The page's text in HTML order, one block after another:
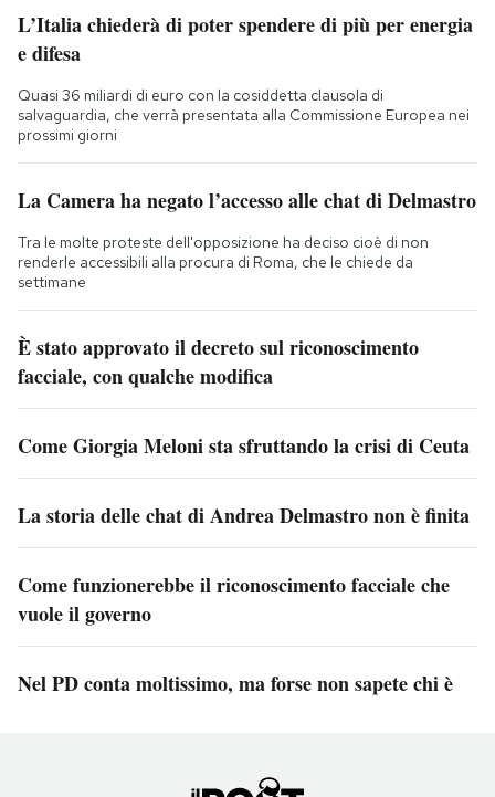
L’Italia chiederà di poter spendere di più per energia
e difesa
Quasi 36 miliardi di euro con la cosiddetta clausola di
salvaguardia, che verrà presentata alla Commissione Europea nei
prossimi giorni
La Camera ha negato l’accesso alle chat di Delmastro
Tra le molte proteste dell'opposizione ha deciso cioè di non
renderle accessibili alla procura di Roma, che le chiede da
settimane
È stato approvato il decreto sul riconoscimento
facciale, con qualche modifica
Come Giorgia Meloni sta sfruttando la crisi di Ceuta
La storia delle chat di Andrea Delmastro non è finita
Come funzionerebbe il riconoscimento facciale che
vuole il governo
Nel PD conta moltissimo, ma forse non sapete chi è